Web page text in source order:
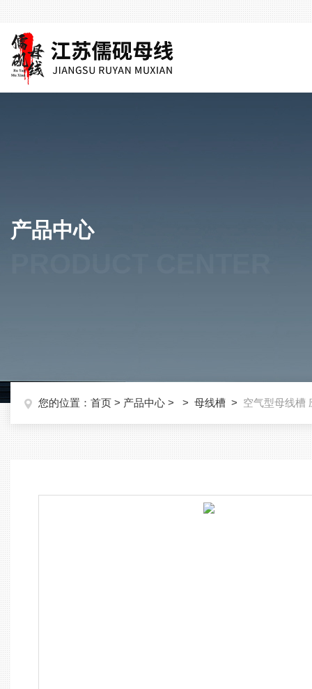
产品中心
您的位置： 首页 > 产品中心 > > 母线槽 > 空气型母线槽